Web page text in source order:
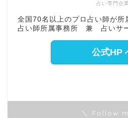
占い専門企業
全国70名以上のプロ占い師が
占い師所属事務所 兼 占いサー
公式HP
＼ Follow